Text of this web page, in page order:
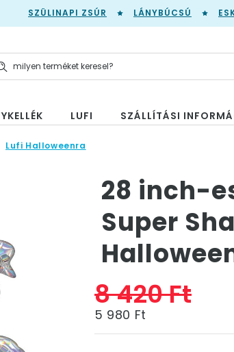
SZÜLINAPI ZSÚR LÁNYBÚCSÚ
LUFI SZÁLLÍTÁSI
Lufi Halloweenra
28 inch-
Super
8 420 Ft
5 980 Ft